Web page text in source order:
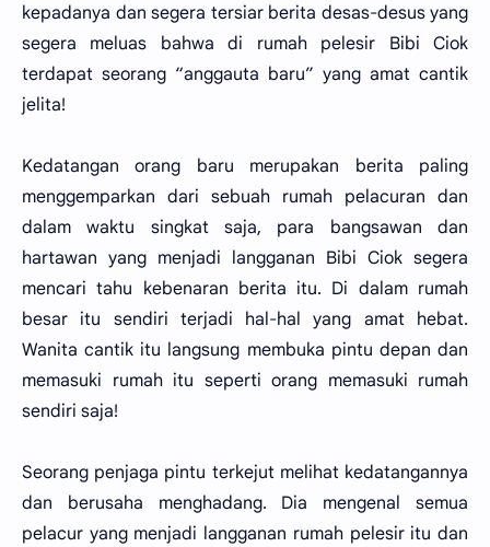
kepadanya dan segera tersiar berita desas-desus yang
segera meluas bahwa di rumah pelesir Bibi Ciok
terdapat seorang “anggauta baru” yang amat cantik
jelita!
Kedatangan orang baru merupakan berita paling
menggemparkan dari sebuah rumah pelacuran dan
dalam waktu singkat saja, para bangsawan dan
hartawan yang menjadi langganan Bibi Ciok segera
mencari tahu kebenaran berita itu. Di dalam rumah
besar itu sendiri terjadi hal-hal yang amat hebat.
Wanita cantik itu langsung membuka pintu depan dan
memasuki rumah itu seperti orang memasuki rumah
sendiri saja!
Seorang penjaga pintu terkejut melihat kedatangannya
dan berusaha menghadang. Dia mengenal semua
pelacur yang menjadi langganan rumah pelesir itu dan